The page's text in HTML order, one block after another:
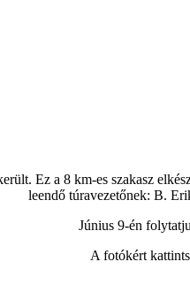
Ez a 8 km-es szakasz
leendő túravezetőnek: B.
Június 9-én
A fotókért